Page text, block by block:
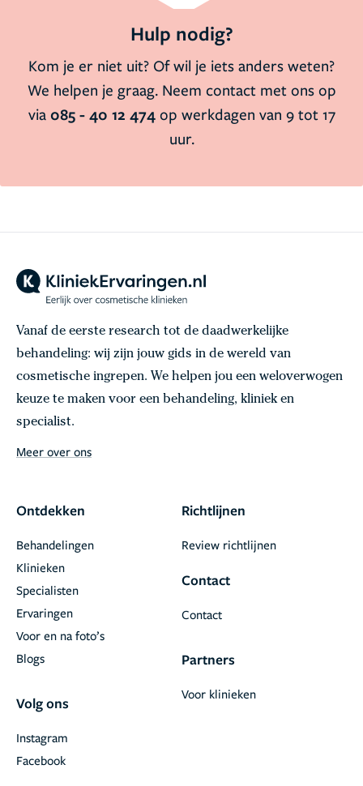
Hulp nodig?
Kom je er niet uit? Of wil je iets anders weten?
We helpen je graag. Neem contact met ons op
via 085 - 40 12 474op werkdagen van 9 tot 17
uur.
Vanaf de eerste research tot de daadwerkelijke
behandeling: wij zijn jouw gids in de wereld van
cosmetische ingrepen. We helpen jou een weloverwogen
keuze te maken voor een behandeling, kliniek en
specialist.
Meer over ons
Ontdekken
Behandelingen
Klinieken
Specialisten
Ervaringen
Voor en na foto’s
Blogs
Volg ons
Facebook
Instagram
Richtlijnen
Review richtlijnen
Contact
Contact
Partners
Voor klinieken